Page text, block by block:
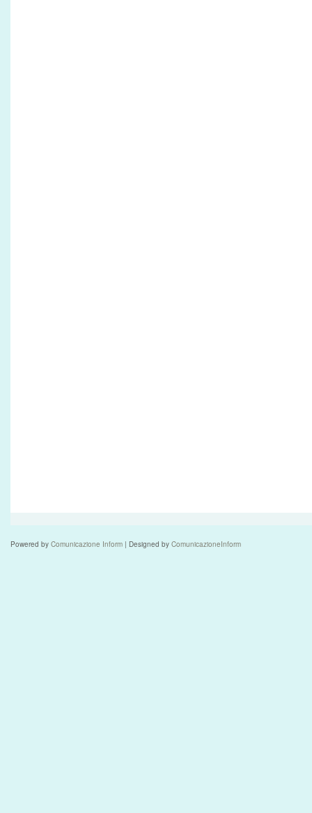
Powered by Comunicazione Inform | Designed by ComunicazioneInform